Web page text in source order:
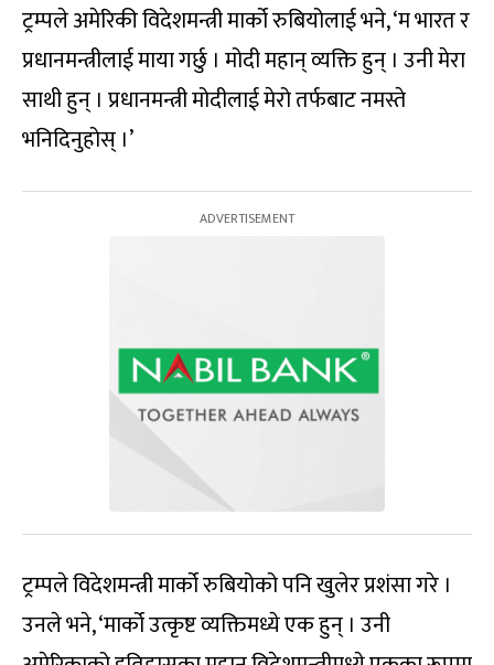
ट्रम्पले अमेरिकी विदेशमन्त्री मार्को रुबियोलाई भने, ‘म भारत र
प्रधानमन्त्रीलाई माया गर्छु । मोदी महान् व्यक्ति हुन् । उनी मेरा
साथी हुन् । प्रधानमन्त्री मोदीलाई मेरो तर्फबाट नमस्ते
भनिदिनुहोस् ।’
ट्रम्पले विदेशमन्त्री मार्को रुबियोको पनि खुलेर प्रशंसा गरे ।
उनले भने, ‘मार्को उत्कृष्ट व्यक्तिमध्ये एक हुन् । उनी